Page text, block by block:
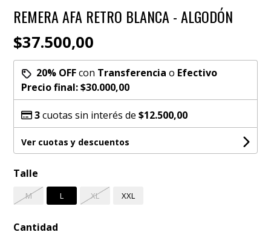
REMERA AFA RETRO BLANCA - ALGODÓN
$37.500,00
20% OFFcon Transferencia o Efectivo
Precio final:$30.000,00
3cuotas sin interés de$12.500,00
Ver cuotas y descuentos
Talle
M L XL XXL
Cantidad